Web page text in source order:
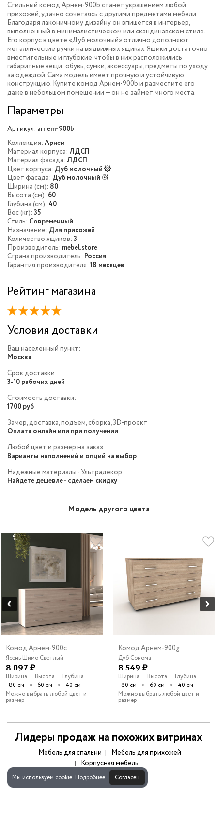
Мы используем cookie. Подробнее Согласен
Стильный комод Арнем-900b станет украшением любой
прихожей, удачно сочетаясь с другими предметами мебели.
Благодаря лаконичному дизайну он впишется в интерьер,
выполненный в минималистическом или скандинавском стиле.
Его корпус в цвете «Дуб молочный» отлично дополняют
металлические ручки на выдвижных ящиках. Ящики достаточно
вместительные и глубокие, чтобы в них расположились
габаритные вещи: обувь, сумки, аксессуары, предметы по уходу
за одеждой. Сама модель имеет прочную и устойчивую
конструкцию. Купите комод Арнем-900b и разместите его
даже в небольшом помещении — он не займет много места.
Параметры
Артикул: arnem-900b
Коллекция: Арнем
Материал корпуса: ЛДСП
Материал фасада: ЛДСП
Цвет корпуса: Дуб молочный
Цвет фасада: Дуб молочный
Ширина (см): 80
Высота (см): 60
Глубина (см): 40
Вес (кг): 35
Стиль: Современный
Назначение: Для прихожей
Количество ящиков: 3
Производитель: mebel.store
Страна производитель: Россия
Гарантия производителя: 18 месяцев
Рейтинг магазина
Условия доставки
Ваш населенный пункт:
Москва
Срок доставки:
3-10 рабочих дней
Стоимость доставки:
1700 руб
Замер, доставка, подъем, сборка, 3D-проект
Оплата онлайн или при получении
Любой цвет и размер на заказ
Варианты наполнений и опций на выбор
Надежные материалы - Ультрадекор
Найдете дешевле - сделаем скидку
Модель другого цвета
Комод Арнем-900c
Ясень Шимо Светлый
8 097 ₽
Ширина
80 см
х
Высота
60 см
х
Глубина
40 см
Можно выбрать любой цвет и
размер
Комод Арнем-900g
Дуб Сонома
8 549 ₽
Ширина
80 см
х
Высота
60 см
х
Глубина
40 см
Можно выбрать любой цвет и
размер
Лидеры продаж на похожих витринах
Мебель для спальни
Мебель для прихожей
Корпусная мебель